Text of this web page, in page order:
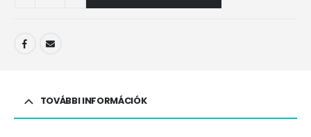
TOVÁBBI INFORMÁCIÓK